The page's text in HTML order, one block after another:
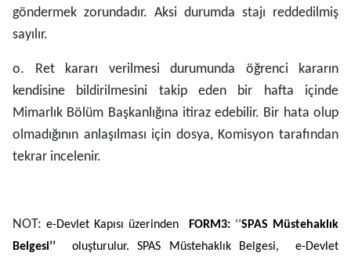
göndermek zorundadır. Aksi durumda stajı reddedilmiş
sayılır.
o. Ret kararı verilmesi durumunda öğrenci kararın
kendisine bildirilmesini takip eden bir hafta içinde
Mimarlık Bölüm Başkanlığına itiraz edebilir. Bir hata olup
olmadığının anlaşılması için dosya, Komisyon tarafından
tekrar incelenir.
NOT:e-Devlet Kapısı üzerinden FORM3: ‘’SPAS Müstehaklık
Belgesi’’ oluşturulur. SPAS Müstehaklık Belgesi, e-Devlet